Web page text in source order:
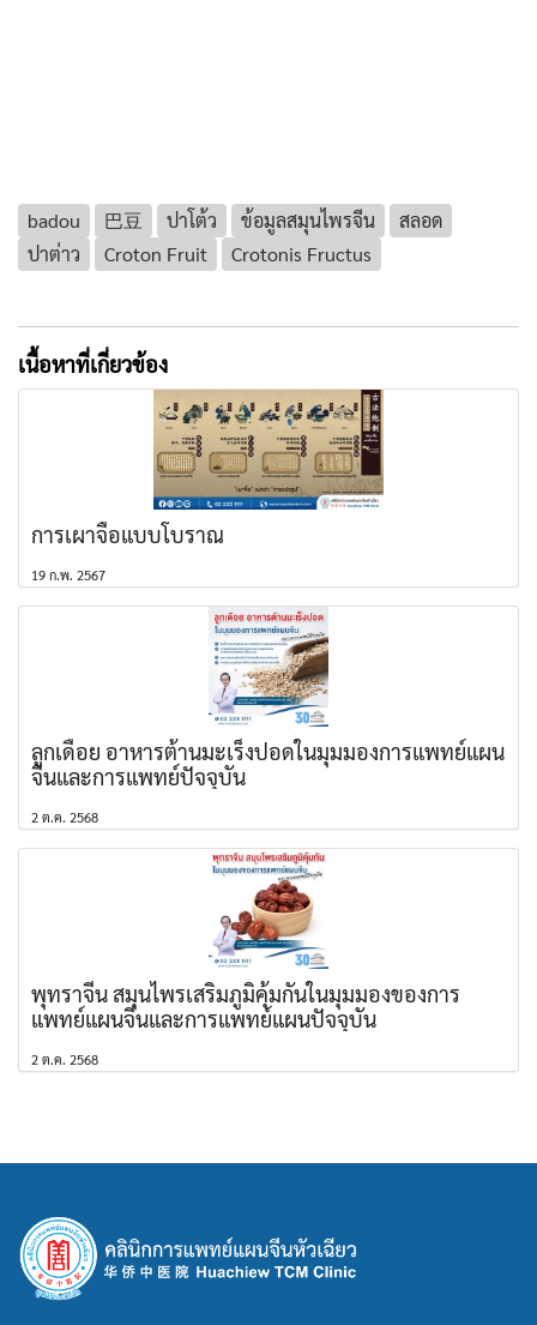
badou 巴豆 ปาโต้ว ข้อมูลสมุนไพรจีน
สลอด
ปาต่าว
Croton Fruit Crotonis Fructus
เนื้อหาที่เกี่ยวข้อง
การเผาจื้อแบบโบราณ
19 ก.พ. 2567
ลูกเดือย อาหารต้านมะเร็งปอดในมุมมองการแพทย์แผน
จีนและการแพทย์ปัจจุบัน
2 ต.ค. 2568
พุทราจีน สมุนไพรเสริมภูมิคุ้มกันในมุมมองของการ
แพทย์แผนจีนและการแพทย์แผนปัจจุบัน
2 ต.ค. 2568